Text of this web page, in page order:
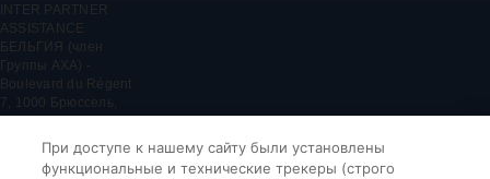
INTER PARTNER
ASSISTANCE
БЕЛЬГИЯ (член
Группы AXA) -
Boulevard du Régent
7, 1000 Брюссель,
Бельгийский филиал
INTER PARTNER
При доступе к нашему сайту были установлены
функциональные и технические трекеры (строго